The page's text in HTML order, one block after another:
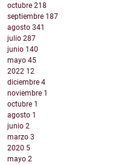
octubre 218
septiembre 187
agosto 341
julio 287
junio 140
mayo 45
2022 12
diciembre 4
noviembre 1
octubre 1
agosto 1
junio 2
marzo 3
2020 5
mayo 2